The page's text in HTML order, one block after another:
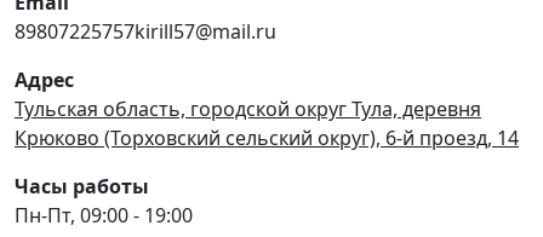
89807225757kirill57@mail.ru
Адрес
Тульская область, городской округ Тула, деревня
Крюково (Торховский сельский округ), 6-й проезд, 14
Часы работы
Пн-Пт, 09:00 - 19:00